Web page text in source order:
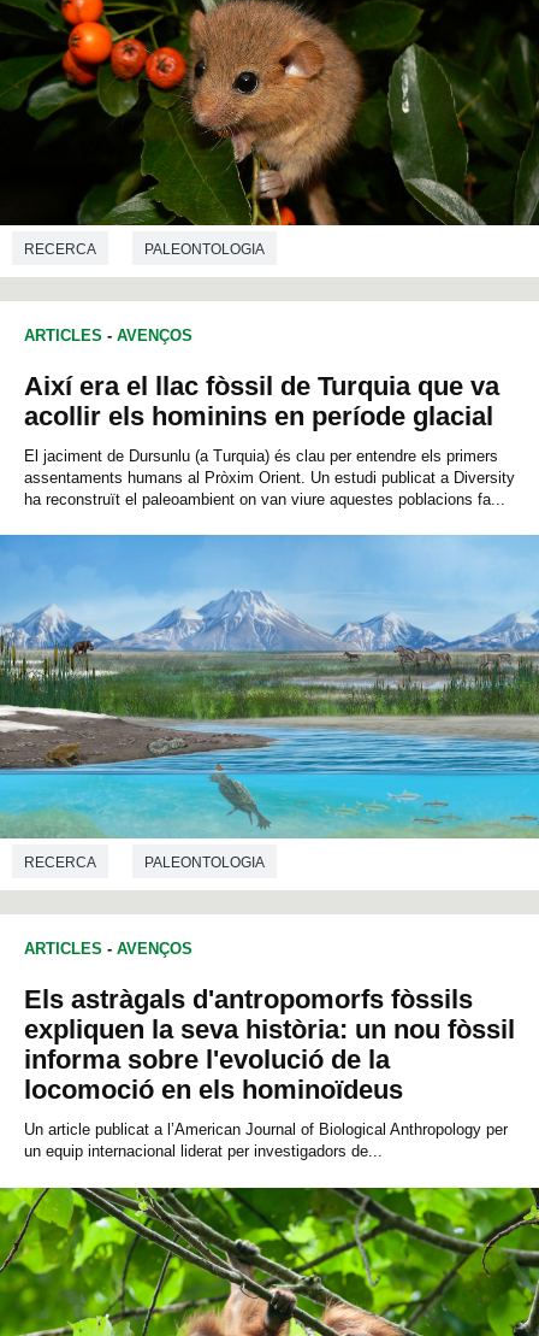
RECERCA PALEONTOLOGIA
ARTICLES - AVENÇOS
Així era el llac fòssil de Turquia que va
acollir els hominins en període glacial
El jaciment de Dursunlu (a Turquia) és clau per entendre els primers
assentaments humans al Pròxim Orient. Un estudi publicat a Diversity
ha reconstruït el paleoambient on van viure aquestes poblacions fa...
RECERCA PALEONTOLOGIA
ARTICLES - AVENÇOS
Els astràgals d'antropomorfs fòssils
expliquen la seva història: un nou fòssil
informa sobre l'evolució de la
locomoció en els hominoïdeus
Un article publicat a l’American Journal of Biological Anthropology per
un equip internacional liderat per investigadors de...